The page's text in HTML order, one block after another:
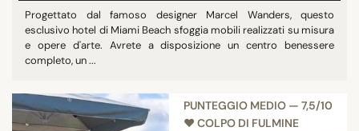
Progettato dal famoso designer Marcel Wanders, questo
esclusivo hotel di Miami Beach sfoggia mobili realizzati su misura
e opere d'arte. Avrete a disposizione un centro benessere
completo, un ...
PUNTEGGIO MEDIO — 7,5/10
♥︎ COLPO DI FULMINE